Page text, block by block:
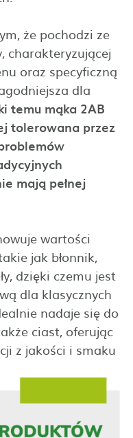
że pochodzi ze
charakteryzującej
oraz specyficzną
dla
temu mąka 2AB
tolerowana przez
mają pełnej
wartości
jak błonnik,
dzięki czemu jest
dla klasycznych
nadaje się do
ciast, oferując
z jakości i smaku